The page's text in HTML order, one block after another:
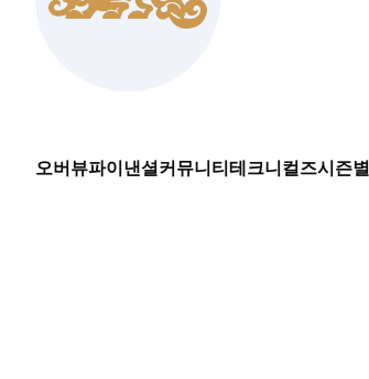
오버뷰파이낸셜커뮤니티테크니컬즈시즌별